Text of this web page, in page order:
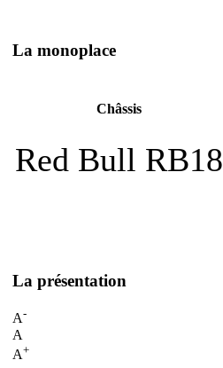
La monoplace
Châssis
Red Bull RB18
La présentation
A-
A
A+